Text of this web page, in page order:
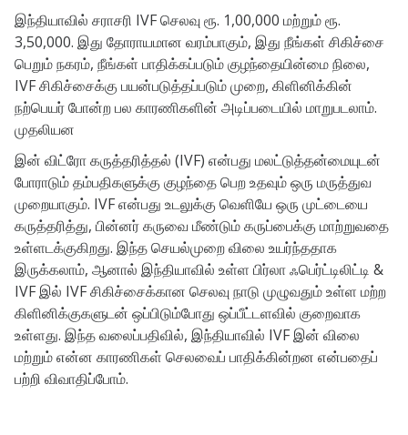
இந்தியாவில் சராசரி IVF செலவு ரூ. 1,00,000 மற்றும் ரூ.
3,50,000. இது தோராயமான வரம்பாகும், இது நீங்கள் சிகிச்சை
பெறும் நகரம், நீங்கள் பாதிக்கப்படும் குழந்தையின்மை நிலை,
IVF சிகிச்சைக்கு பயன்படுத்தப்படும் முறை, கிளினிக்கின்
நற்பெயர் போன்ற பல காரணிகளின் அடிப்படையில் மாறுபடலாம்.
முதலியன
இன் விட்ரோ கருத்தரித்தல் (IVF) என்பது மலட்டுத்தன்மையுடன்
போராடும் தம்பதிகளுக்கு குழந்தை பெற உதவும் ஒரு மருத்துவ
முறையாகும். IVF என்பது உடலுக்கு வெளியே ஒரு முட்டையை
கருத்தரித்து, பின்னர் கருவை மீண்டும் கருப்பைக்கு மாற்றுவதை
உள்ளடக்குகிறது. இந்த செயல்முறை விலை உயர்ந்ததாக
இருக்கலாம், ஆனால் இந்தியாவில் உள்ள பிர்லா ஃபெர்ட்டிலிட்டி &
IVF இல் IVF சிகிச்சைக்கான செலவு நாடு முழுவதும் உள்ள மற்ற
கிளினிக்குகளுடன் ஒப்பிடும்போது ஒப்பீட்டளவில் குறைவாக
உள்ளது. இந்த வலைப்பதிவில், இந்தியாவில் IVF இன் விலை
மற்றும் என்ன காரணிகள் செலவைப் பாதிக்கின்றன என்பதைப்
பற்றி விவாதிப்போம்.